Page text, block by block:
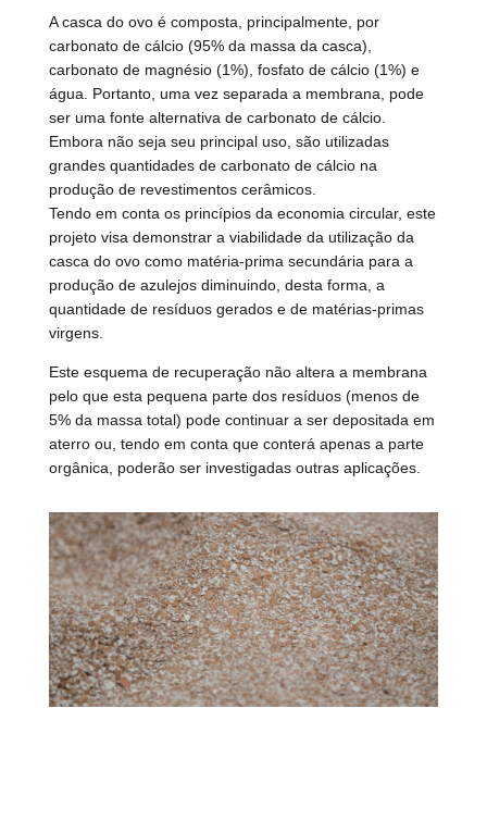
A casca do ovo é composta, principalmente, por
carbonato de cálcio (95% da massa da casca),
carbonato de magnésio (1%), fosfato de cálcio (1%) e
água. Portanto, uma vez separada a membrana, pode
ser uma fonte alternativa de carbonato de cálcio.
Embora não seja seu principal uso, são utilizadas
grandes quantidades de carbonato de cálcio na
produção de revestimentos cerâmicos.
Tendo em conta os princípios da economia circular, este
projeto visa demonstrar a viabilidade da utilização da
casca do ovo como matéria-prima secundária para a
produção de azulejos diminuindo, desta forma, a
quantidade de resíduos gerados e de matérias-primas
virgens.
Este esquema de recuperação não altera a membrana
pelo que esta pequena parte dos resíduos (menos de
5% da massa total) pode continuar a ser depositada em
aterro ou, tendo em conta que conterá apenas a parte
orgânica, poderão ser investigadas outras aplicações.